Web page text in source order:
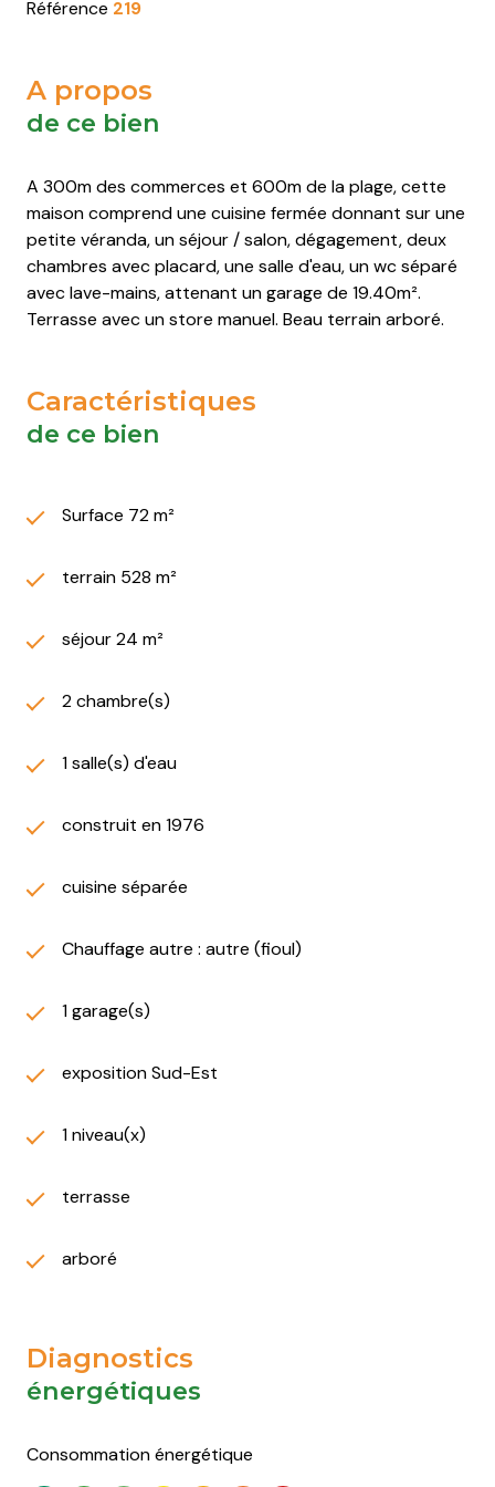
Saint-
Saint-
les-
Bains
Saint-
Saint-
les-
Bains
Saint-
Saint-
les-
Bains
Saint-
Saint-
les-
Bains
Référence 219
A propos
de ce bien
A 300m des commerces et 600m de la plage, cette
maison comprend une cuisine fermée donnant sur une
petite véranda, un séjour / salon, dégagement, deux
chambres avec placard, une salle d'eau, un wc séparé
avec lave-mains, attenant un garage de 19.40m².
Terrasse avec un store manuel. Beau terrain arboré.
Caractéristiques
de ce bien
Surface 72 m²
terrain 528 m²
séjour 24 m²
2 chambre(s)
1 salle(s) d'eau
construit en 1976
cuisine séparée
Chauffage autre : autre (fioul)
1 garage(s)
exposition Sud-Est
1 niveau(x)
terrasse
arboré
Diagnostics
énergétiques
Consommation énergétique